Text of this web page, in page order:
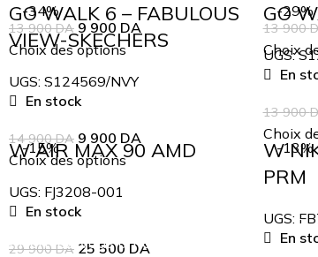
13 900DA 9 900 DA
Choix des options
13 900
Choix
-34%
GO WALK 6 – FABULOUS
VIEW-SKECHERS
UGS: S124569/NVY
En stock
14 900DA 9 900 DA
Choix des options
-29%
GO
UGS:
En
13 900
Choix
-15%
W AIR MAX 90 AMD
UGS: FJ3208-001
En stock
29 900DA 25 500 DA
-13%
W
PRM
UGS:
En
Inscrivez-vous à notre newsletter